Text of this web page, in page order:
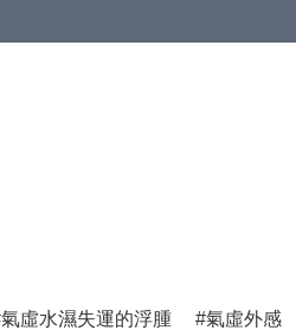
氣虛水濕失運的浮腫 氣虛外感